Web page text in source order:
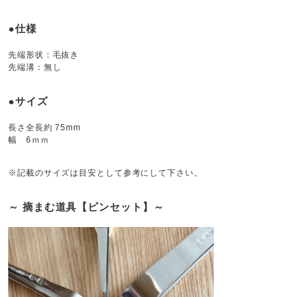
●仕様
先端形状：毛抜き
先端溝：無し
●サイズ
長さ全長約 75mm
幅 6ｍｍ
※記載のサイズは目安として参考にして下さい。
～ 摘まむ道具【ピンセット】～